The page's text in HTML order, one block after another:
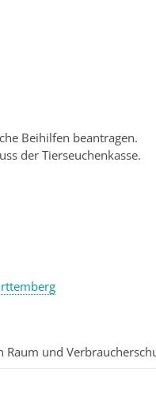
Beihilfen beantragen.
der Tierseuchenkasse.
und